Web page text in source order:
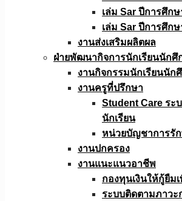
เล่ม Sar ปีการศึกษ
เล่ม Sar ปีการศึกษ
งานส่งเสริมผลิตผล
ฝ่ายพัฒนากิจการนักเรียนนักศึ
งานกิจกรรมนักเรียนนัก
งานครูที่ปรึกษา
Student Care ระ
นักเรียน
หน่วยบัญชาการรั
งานปกครอง
งานแนะแนวอาชีพ
กองทุนเงินให้กู้ยืม
ระบบติดตามภาวะ